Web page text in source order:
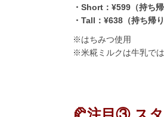
・Short：¥599（持ち
・Tall：¥638（持ち帰
※はちみつ使用
※米糀ミルクは牛乳で